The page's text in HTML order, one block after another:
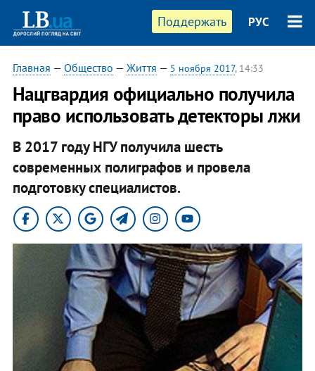
Поддержать РУС
Главная — Общество — Життя — 5 ноября 2017, 14:33
​Нацгвардия официально получила
право использовать детекторы лжи
В 2017 году НГУ получила шесть
современных полиграфов и провела
подготовку специалистов.